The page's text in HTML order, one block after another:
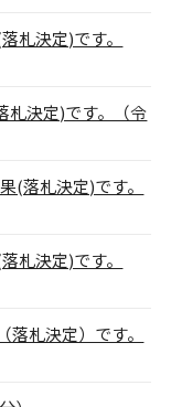
札決定)です。
札決定)です。（令
(落札決定)です。
札決定)です。
札決定）です。